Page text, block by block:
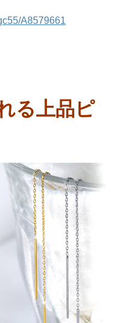
A8579661
る上品ピ